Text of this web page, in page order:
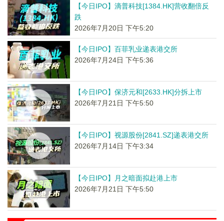
【今日IPO】滴普科技[1384.HK]营收翻倍反
跌
2026年7月20日 下午5:20
【今日IPO】百菲乳业递表港交所
2026年7月24日 下午5:36
【今日IPO】保济元和[2633.HK]分拆上市
2026年7月21日 下午5:50
【今日IPO】视源股份[2841.SZ]递表港交所
2026年7月14日 下午3:34
【今日IPO】月之暗面拟赴港上市
2026年7月21日 下午5:50